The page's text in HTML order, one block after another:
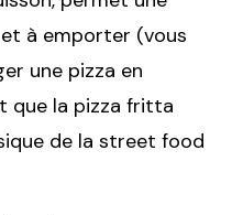
à emporter (vous
une pizza en
que la pizza fritta
de la street food